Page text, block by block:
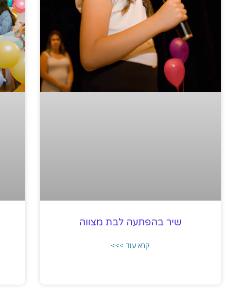
שיר בהפתעה לבת מצווה
קרא עוד >>>